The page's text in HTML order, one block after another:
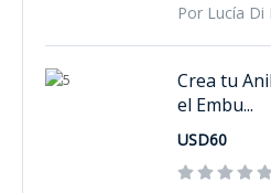
Por Lucía Di
Crea tu
el Embu...
USD60